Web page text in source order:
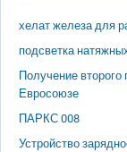
хелат железа для
подсветка
Получение
Евросоюзе
ПАРКС 008
Устройство